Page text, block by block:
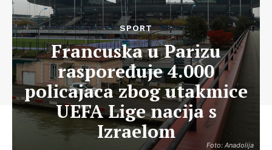
Foto: Anadolija
SPORT
Francuska u Parizu
raspoređuje 4.000
policajaca zbog utakmice
UEFA Lige nacija s
Izraelom